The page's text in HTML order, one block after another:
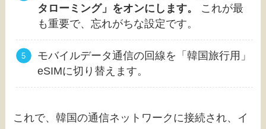
タローミング」をオンにします。
これが最
も重要で、忘れがちな設定です。
モバイルデータ通信の回線を「韓国旅行用」
eSIMに切り替えます。
これで、韓国の通信ネットワークに接続され、イ